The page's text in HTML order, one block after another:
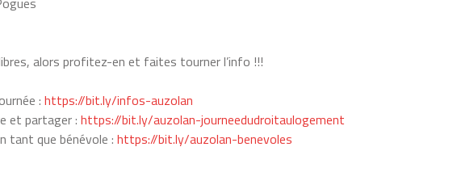
alors profitez-en et faites tourner l’info !!!
: https://bit.ly/infos-auzolan
et partager : https://bit.ly/auzolan-journeedudroitaulogement
tant que bénévole :https://bit.ly/auzolan-benevoles